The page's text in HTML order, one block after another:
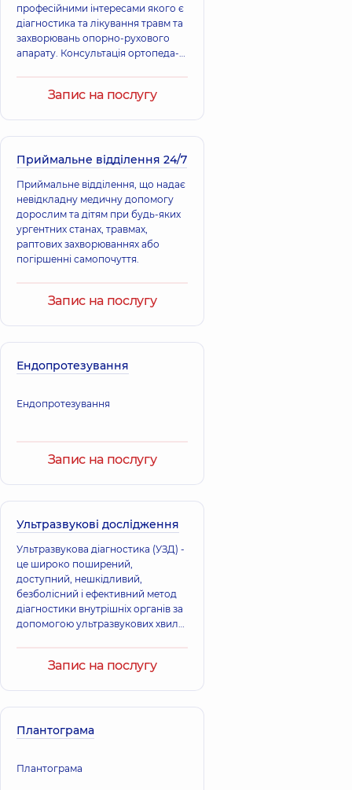
Тригубенко
Сергій Львович
Ортопед-
Козіянчук Ігор
Ортопед-
Батрак
Володимир
Петрович
Ортопед-
професійними інтересами якого є
діагностика та лікування травм та
захворювань опорно-рухового
апарату. Консультація ортопеда-
набутих змінах сухожилля, м’язів,
Запис на послугу
Приймальне відділення 24/7
Приймальне відділення, що надає
невідкладну медичну допомогу
дорослим та дітям при будь-яких
ургентних станах, травмах,
раптових захворюваннях або
погіршенні самопочуття.
Запис на послугу
Ендопротезування
Ендопротезування
Запис на послугу
Ультразвукові дослідження
Ультразвукова діагностика (УЗД) -
це широко поширений,
доступний, нешкідливий,
безболісний і ефективний метод
діагностики внутрішніх органів за
допомогою ультразвукових хвиль
Запис на послугу
Плантограма
Плантограма